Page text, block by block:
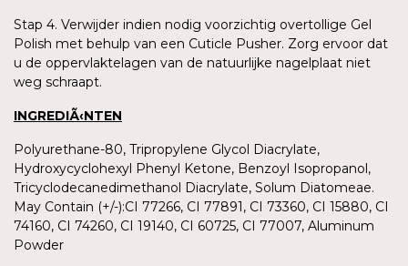
Stap 4. Verwijder indien nodig voorzichtig overtollige Gel
Polish met behulp van een Cuticle Pusher. Zorg ervoor dat
u de oppervlaktelagen van de natuurlijke nagelplaat niet
weg schraapt.
INGREDIÃ‹NTEN
Polyurethane-80, Tripropylene Glycol Diacrylate,
Hydroxycyclohexyl Phenyl Ketone, Benzoyl Isopropanol,
Tricyclodecanedimethanol Diacrylate, Solum Diatomeae.
May Contain (+/-):CI 77266, CI 77891, CI 73360, CI 15880, CI
74160, CI 74260, CI 19140, CI 60725, CI 77007, Aluminum
Powder